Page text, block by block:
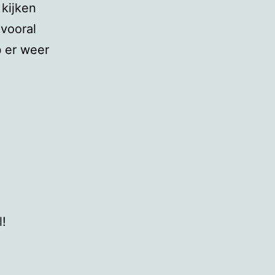
er weer